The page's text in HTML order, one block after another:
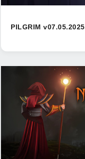
PILGRIM v07.05.2025